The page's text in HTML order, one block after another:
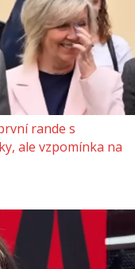
rande s
ale vzpomínka na